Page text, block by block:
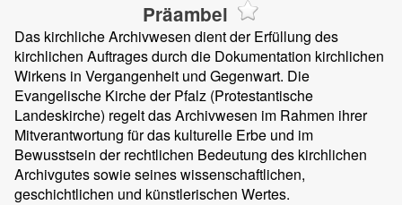
Präambel
Das kirchliche Archivwesen dient der Erfüllung des
kirchlichen Auftrages durch die Dokumentation kirchlichen
Wirkens in Vergangenheit und Gegenwart. Die
Evangelische Kirche der Pfalz (Protestantische
Landeskirche) regelt das Archivwesen im Rahmen ihrer
Mitverantwortung für das kulturelle Erbe und im
Bewusstsein der rechtlichen Bedeutung des kirchlichen
Archivgutes sowie seines wissenschaftlichen,
geschichtlichen und künstlerischen Wertes.